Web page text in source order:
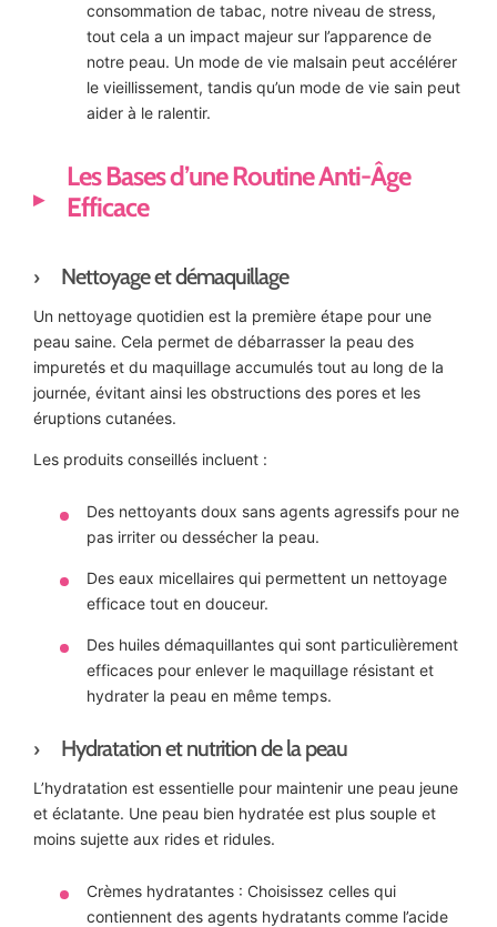
consommation de tabac, notre niveau de stress,
tout cela a un impact majeur sur l’apparence de
notre peau. Un mode de vie malsain peut accélérer
le vieillissement, tandis qu’un mode de vie sain peut
aider à le ralentir.
Les Bases d’une Routine Anti-Âge
Efficace
Nettoyage et démaquillage
Un nettoyage quotidien est la première étape pour une
peau saine. Cela permet de débarrasser la peau des
impuretés et du maquillage accumulés tout au long de la
journée, évitant ainsi les obstructions des pores et les
éruptions cutanées.
Les produits conseillés incluent :
Des nettoyants doux sans agents agressifs pour ne
pas irriter ou dessécher la peau.
Des eaux micellaires qui permettent un nettoyage
efficace tout en douceur.
Des huiles démaquillantes qui sont particulièrement
efficaces pour enlever le maquillage résistant et
hydrater la peau en même temps.
Hydratation et nutrition de la peau
L’hydratation est essentielle pour maintenir une peau jeune
et éclatante. Une peau bien hydratée est plus souple et
moins sujette aux rides et ridules.
Crèmes hydratantes : Choisissez celles qui
contiennent des agents hydratants comme l’acide